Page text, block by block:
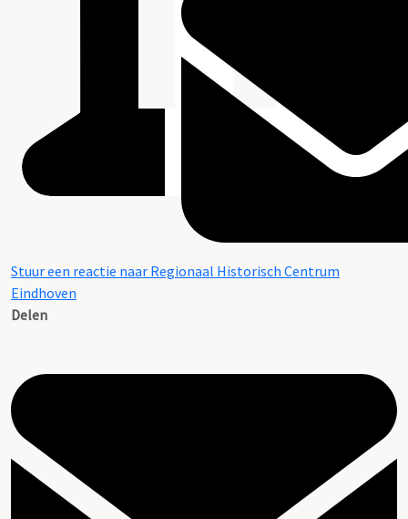
Stuur een reactie naar Regionaal Historisch Centrum
Eindhoven
Delen